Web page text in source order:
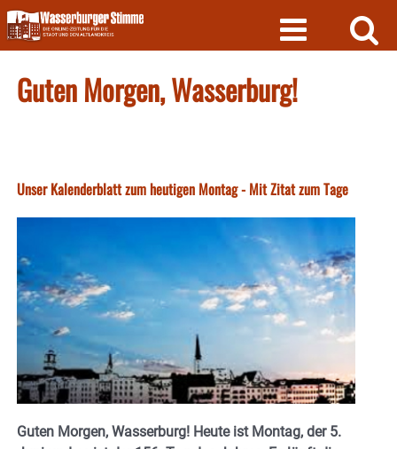
Skip
to
content
Guten Morgen, Wasserburg!
Unser Kalenderblatt zum heutigen Montag - Mit Zitat zum Tage
Guten Morgen, Wasserburg! Heute ist Montag, der 5.